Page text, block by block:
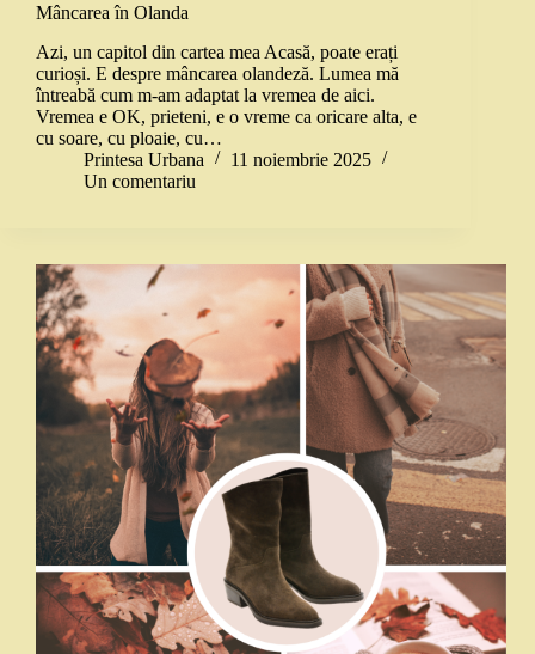
Mâncarea în Olanda
Azi, un capitol din cartea mea Acasă, poate erați
curioși. E despre mâncarea olandeză. Lumea mă
întreabă cum m-am adaptat la vremea de aici.
Vremea e OK, prieteni, e o vreme ca oricare alta, e
cu soare, cu ploaie, cu…
Printesa Urbana
11 noiembrie 2025
Un comentariu